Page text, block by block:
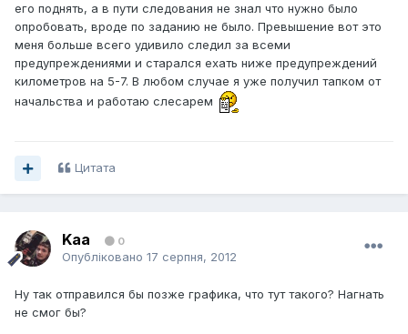
его поднять, а в пути следования не знал что нужно было
опробовать, вроде по заданию не было. Превышение вот это
меня больше всего удивило следил за всеми
предупреждениями и старался ехать ниже предупреждений
километров на 5-7. В любом случае я уже получил тапком от
начальства и работаю слесарем
Цитата
Kaa 0
Опубліковано 17 серпня, 2012
Ну так отправился бы позже графика, что тут такого? Нагнать
не смог бы?